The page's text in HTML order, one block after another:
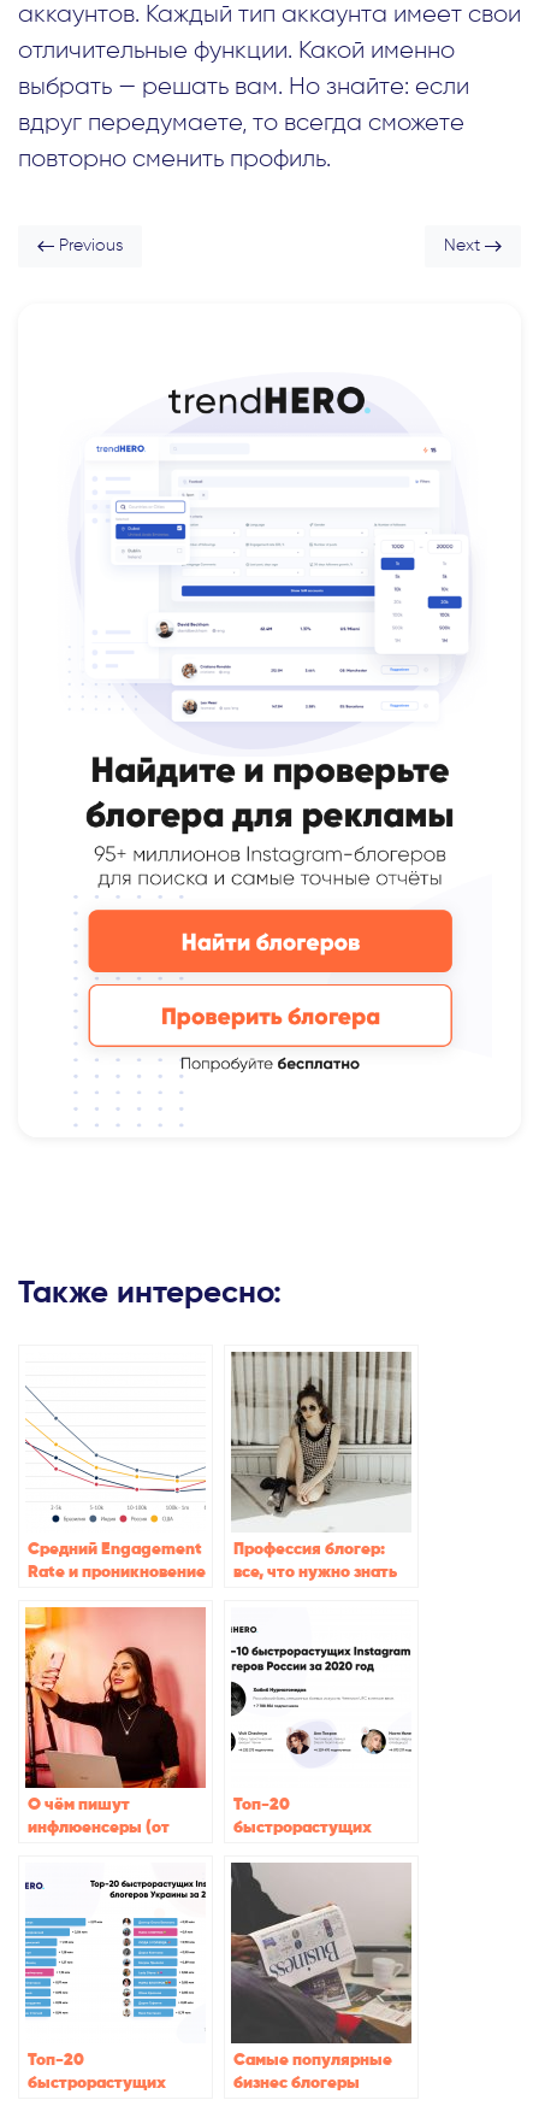
аккаунтов. Каждый тип аккаунта имеет свои
отличительные функции. Какой именно
выбрать — решать вам. Но знайте: если
вдруг передумаете, то всегда сможете
повторно сменить профиль.
Previous Next
Также интересно:
Средний Engagement
Rate и проникновение
странам)
Профессия блогер:
все, что нужно знать
О чём пишут
инфлюенсеры (от
Топ-20
быстрорастущих
2020
Топ-20
быстрорастущих
Самые популярные
бизнес блогеры